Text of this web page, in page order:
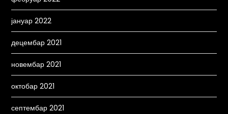
јануар 2022
децембар 2021
новембар 2021
октобар 2021
септембар 2021